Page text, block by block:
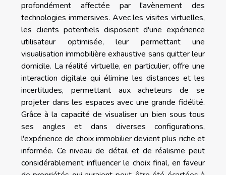
profondément affectée par l'avènement des
technologies immersives. Avec les visites virtuelles,
les clients potentiels disposent d'une expérience
utilisateur optimisée, leur permettant une
visualisation immobilière exhaustive sans quitter leur
domicile. La réalité virtuelle, en particulier, offre une
interaction digitale qui élimine les distances et les
incertitudes, permettant aux acheteurs de se
projeter dans les espaces avec une grande fidélité.
Grâce à la capacité de visualiser un bien sous tous
ses angles et dans diverses configurations,
l'expérience de choix immobilier devient plus riche et
informée. Ce niveau de détail et de réalisme peut
considérablement influencer le choix final, en faveur